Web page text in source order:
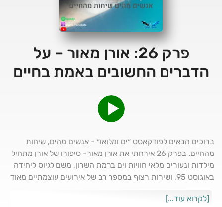
פרק 26: אורן מאור – על
הדברים החשובים באמת בחיים
ברוכים הבאים לפודקאסט ״ים ומלואו״ - אנשים מהים, שיחות
מהחיים. בפרק 26 אירחתי את אורן מאור- סיפורו של אורן מתחיל
מילדות ונעורים מלאי חוויות וים ברמת השרון, משם לגיוס ליחידה
באוגוסט 95, ושירות רצוף במספר רב של אירועים עוצמתיים מאוד
לחילוץ בשירת הצפצפה (אסון השייטת) משם לשחרור ולטיול
[לקרוא עוד...]